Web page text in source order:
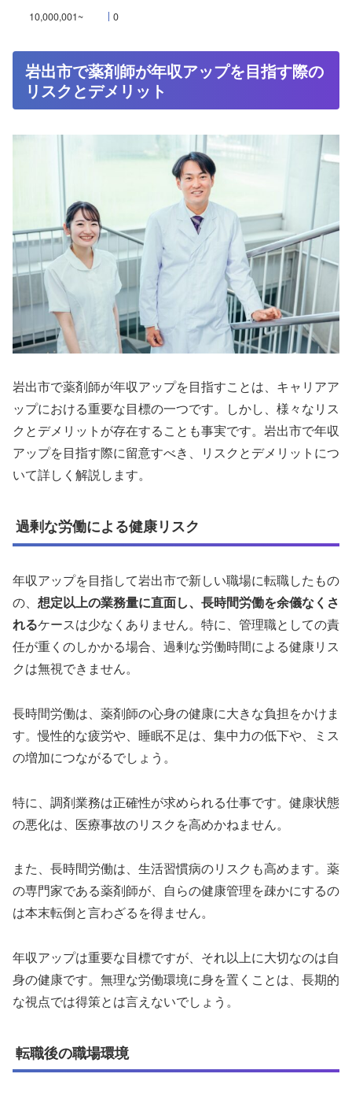
10,000,001~
0
岩出市で薬剤師が年収アップを目指す際の
リスクとデメリット
岩出市で薬剤師が年収アップを目指すことは、キャリアア
ップにおける重要な目標の一つです。しかし、様々なリス
クとデメリットが存在することも事実です。岩出市で年収
アップを目指す際に留意すべき、リスクとデメリットにつ
いて詳しく解説します。
過剰な労働による健康リスク
年収アップを目指して岩出市で新しい職場に転職したもの
の、 想定以上の業務量に直面し、長時間労働を余儀なくさ
れるケースは少なくありません。特に、管理職としての責
任が重くのしかかる場合、過剰な労働時間による健康リス
クは無視できません。
長時間労働は、薬剤師の心身の健康に大きな負担をかけま
す。慢性的な疲労や、睡眠不足は、集中力の低下や、ミス
の増加につながるでしょう。
特に、調剤業務は正確性が求められる仕事です。健康状態
の悪化は、医療事故のリスクを高めかねません。
また、長時間労働は、生活習慣病のリスクも高めます。薬
の専門家である薬剤師が、自らの健康管理を疎かにするの
は本末転倒と言わざるを得ません。
年収アップは重要な目標ですが、それ以上に大切なのは自
身の健康です。無理な労働環境に身を置くことは、長期的
な視点では得策とは言えないでしょう。
転職後の職場環境